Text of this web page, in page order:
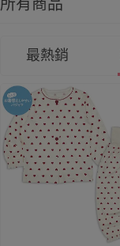
所有商品
最熱銷